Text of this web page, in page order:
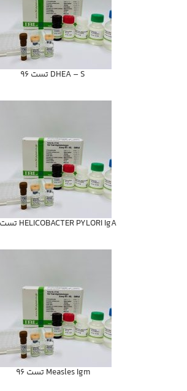
DHEA – S تست 96
HELICOBACTER PYLORI IgA تست 96
Measles Igm تست 96